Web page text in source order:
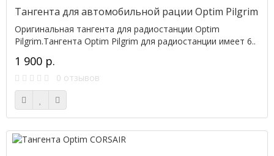
Тангента для автомобильной рации Optim Pilgrim
Оригинальная тангента для радиостанции Optim
Pilgrim.Тангента Optim Pilgrim для радиостанции имеет 6..
1 900 р.
0 отзывов